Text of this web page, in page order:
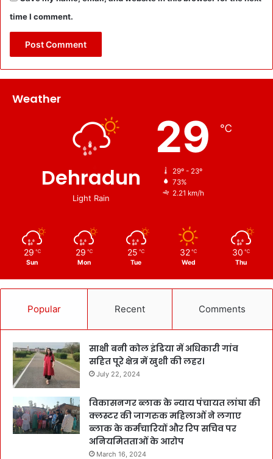
time I comment.
Weather
Dehradun
Light Rain
29 ℃
29º - 23º
73%
2.21 km/h
29 ℃
Sun
29 ℃
Mon
25 ℃
Tue
32 ℃
Wed
30 ℃
Thu
Popular Recent Comments
साक्षी बनी कोल इंडिया में अधिकारी गांव
सहित पूरे क्षेत्र में खुशी की लहर।
July 22, 2024
विकासनगर ब्लाक के न्याय पंचायत लांघा की
क्लस्टर की जागरुक महिलाओं ने लगाए
ब्लाक के कर्मचारियों और रिप सचिव पर
अनियमितताओं के आरोप
March 16, 2024